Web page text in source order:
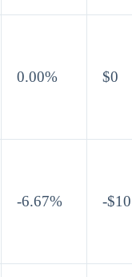
0.00% $0
-6.67% -$10